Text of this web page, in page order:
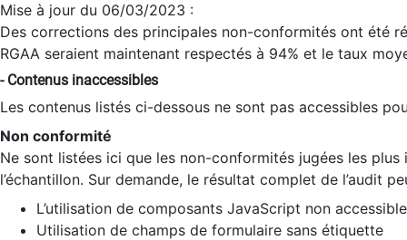
Mise à jour du 06/03/2023 :
Des corrections des principales non-conformités ont été
RGAA seraient maintenant respectés à 94% et le taux
- Contenus inaccessibles
Les contenus listés ci-dessous ne sont pas accessibles
Non conformité
Ne sont listées ici que les non-conformités jugées les
l’échantillon. Sur demande, le résultat complet de l’audit
L’utilisation de composants JavaScript non
Utilisation de champs de formulaire sans étiquette